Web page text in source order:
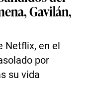
Gavilán,
Netflix, en el
por
su vida